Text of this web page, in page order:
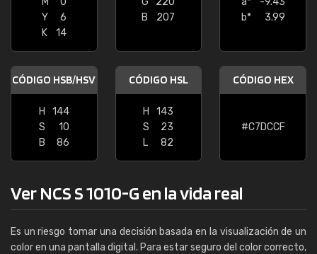
Y
6
K
14
B
207
b*
3.99
CÓDIGO HSB/HSV
H
144
S
10
B
86
CÓDIGO HSL
H
143
S
23
L
82
CÓDIGO HEX
#C7DCCF
Ver NCS S 1010-G en la vida real
Es un riesgo tomar una decisión basada en la visualización de un
color en una pantalla digital. Para estar seguro del color correcto,